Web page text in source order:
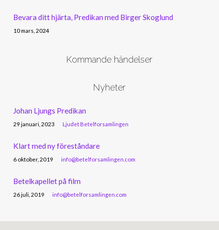
Bevara ditt hjärta, Predikan med Birger Skoglund
10 mars, 2024
Kommande händelser
Nyheter
Johan Ljungs Predikan
29 januari, 2023 Ljudet Betelforsamlingen
Klart med ny föreståndare
6 oktober, 2019 info@betelforsamlingen.com
Betelkapellet på film
26 juli, 2019 info@betelforsamlingen.com